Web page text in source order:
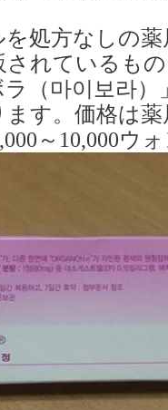
処方なしの
されているも
ラ（마이보라
す。価格は
～10,000ウ